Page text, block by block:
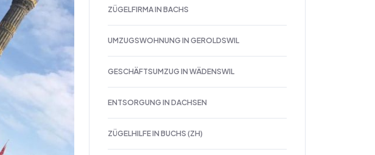
ZÜGELFIRMA IN BACHS
UMZUGSWOHNUNG IN GEROLDSWIL
GESCHÄFTSUMZUG IN WÄDENSWIL
ENTSORGUNG IN DACHSEN
ZÜGELHILFE IN BUCHS (ZH)